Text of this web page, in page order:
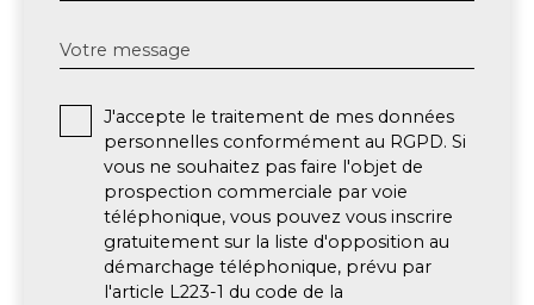
Votre message
J'accepte le traitement de mes données
personnelles conformément au RGPD. Si
vous ne souhaitez pas faire l'objet de
prospection commerciale par voie
téléphonique, vous pouvez vous inscrire
gratuitement sur la liste d'opposition au
démarchage téléphonique, prévu par
l'article L223-1 du code de la